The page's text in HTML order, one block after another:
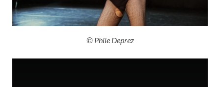
© Phile Deprez